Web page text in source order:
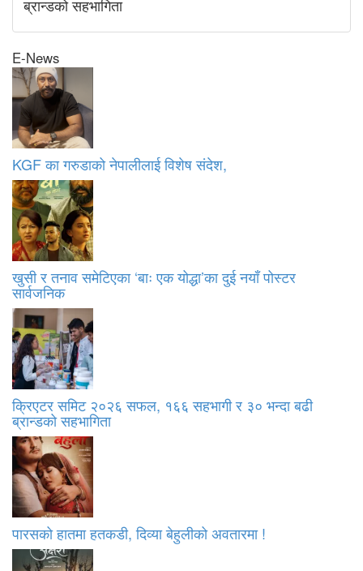
ब्रान्डको सहभागिता
E-News
KGF का गरुडाको नेपालीलाई विशेष संदेश,
खुसी र तनाव समेटिएका ‘बाः एक योद्धा’का दुई नयाँ पोस्टर
सार्वजनिक
क्रिएटर समिट २०२६ सफल, १६६ सहभागी र ३० भन्दा बढी
ब्रान्डको सहभागिता
पारसको हातमा हतकडी, दिव्या बेहुलीको अवतारमा !